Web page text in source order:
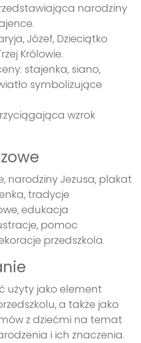
narodziny
Józef, Dzieciątko
Królowie.
stajenka, siano,
symbolizujące
wzrok
narodziny Jezusa, plakat
tradycje
edukacja
pomoc
przedszkola.
użyty jako element
a także jako
z dziećmi na temat
i ich znaczenia.